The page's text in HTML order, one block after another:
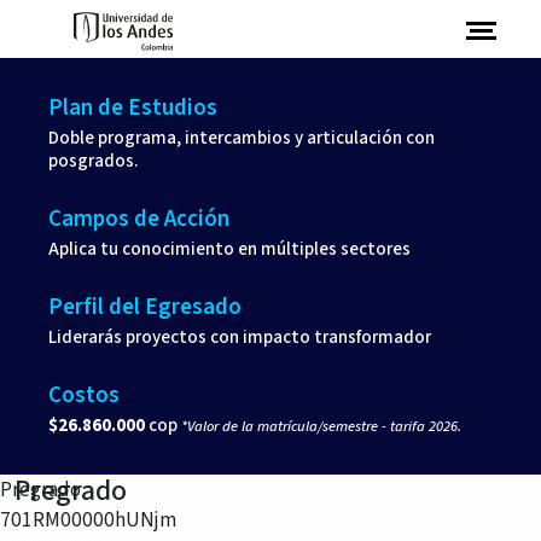
Pasar al contenido principal
Abrir
Pregrado
Pregrado
701RM00000hUNjm
Plan de Estudios
Doble programa, intercambios y articulación con
posgrados.
Campos de Acción
Aplica tu conocimiento en múltiples sectores
Perfil del Egresado
Liderarás proyectos con impacto transformador
Costos
$26.860.000cop *Valor de la matrícula/semestre - tarifa 2026.